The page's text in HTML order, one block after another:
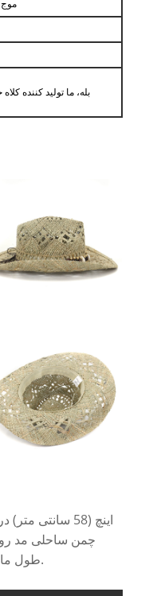
موج
بله، ما تولید کننده
چمن ساحلی مد
طول ماجراجویی شما سفت و شل شوند.